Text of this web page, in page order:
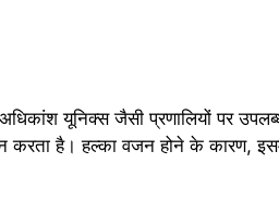
यूनिक्स जैसी प्रणालियों पर
करता है। हल्का वजन होने के